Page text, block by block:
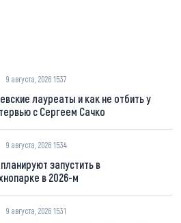
9 августа, 2026 15:37
лауреаты и как не отбить у
с Сергеем Сачко
9 августа, 2026 15:34
запустить в
в 2026-м
9 августа, 2026 15:31